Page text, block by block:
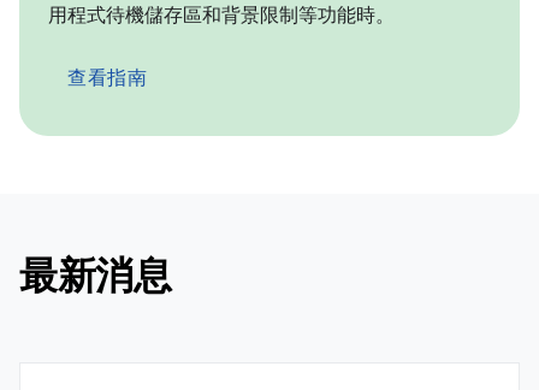
用程式待機儲存區和背景限制等功能時。
查看指南
最新消息